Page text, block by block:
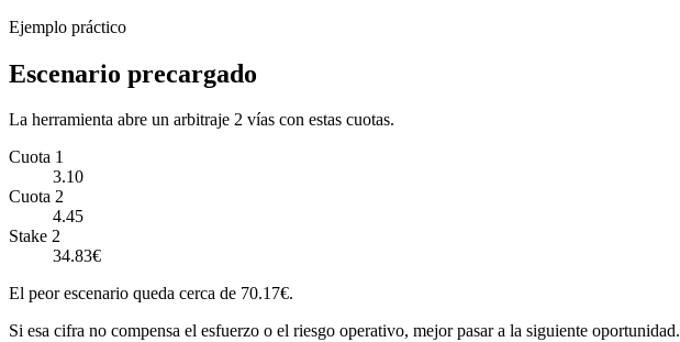
Ejemplo práctico
Escenario precargado
La herramienta abre un arbitraje 2 vías con estas cuotas.
Cuota 1
3.10
Cuota 2
4.45
Stake 2
34.83€
El peor escenario queda cerca de 70.17€.
Si esa cifra no compensa el esfuerzo o el riesgo operativo, mejor pasar a la siguiente oportunidad.